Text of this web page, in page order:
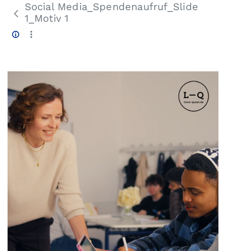
Social Media_Spendenaufruf_Slide
1_Motiv 1